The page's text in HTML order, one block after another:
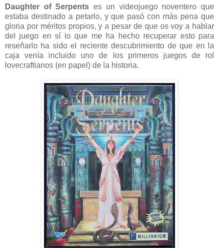
Daughter of Serpents es un videojuego noventero que
estaba destinado a petarlo, y que pasó con más pena que
gloria por méritos propios, y a pesar de que os voy a hablar
del juego en sí lo que me ha hecho recuperar esto para
reseñarlo ha sido el reciente descubrimiento de que en la
caja venía incluido uno de los primeros juegos de rol
lovecraftianos (en papel) de la historia.